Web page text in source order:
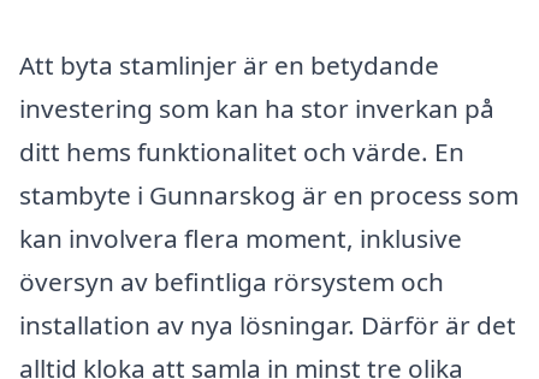
Att byta stamlinjer är en betydande
investering som kan ha stor inverkan på
ditt hems funktionalitet och värde. En
stambyte i Gunnarskog är en process som
kan involvera flera moment, inklusive
översyn av befintliga rörsystem och
installation av nya lösningar. Därför är det
alltid kloka att samla in minst tre olika